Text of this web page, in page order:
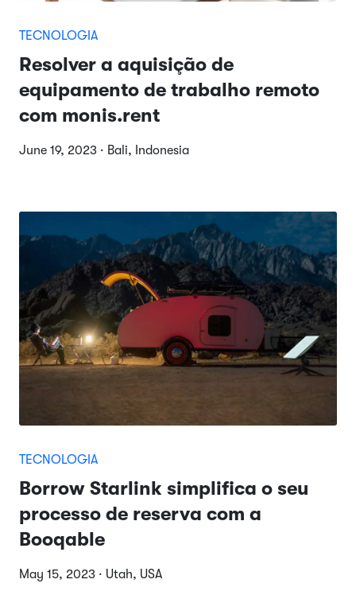
TECNOLOGIA
Resolver a aquisição de
equipamento de trabalho remoto
com monis.rent
June 19, 2023 · Bali, Indonesia
TECNOLOGIA
Borrow Starlink simplifica o seu
processo de reserva com a
Booqable
May 15, 2023 · Utah, USA